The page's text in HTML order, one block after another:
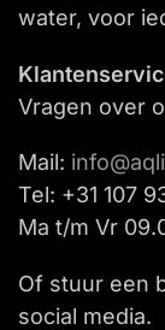
water, voor
Vragen over
Mail:
Tel: +31 107
Ma t/m Vr
Of stuur een
social media.